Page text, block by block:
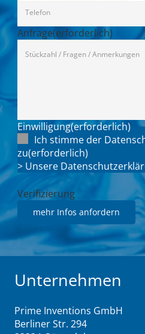
Anfrage(erforderlich)
Einwilligung(erforderlich)
Ich stimme der
zu(erforderlich)
> Unsere
Verifizierung
Unternehmen
Prime Inventions GmbH
Berliner Str. 294